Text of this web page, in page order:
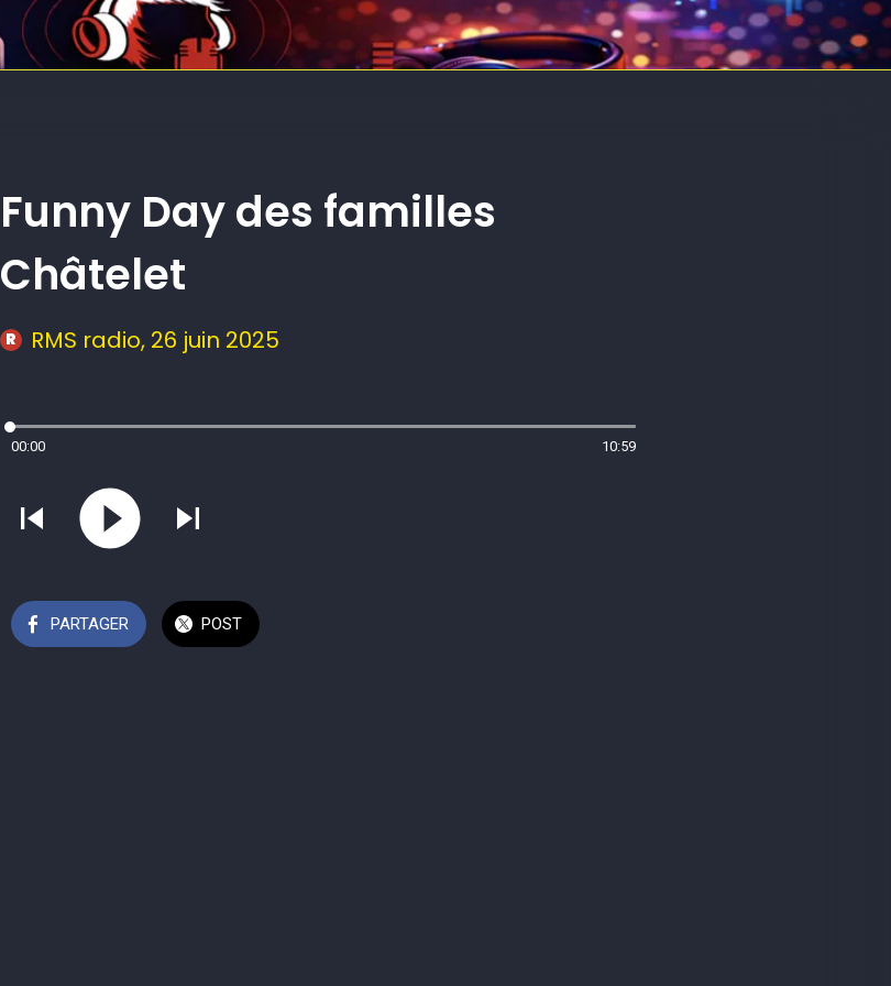
Replay
Funny Day des familles
Châtelet
R RMS radio, 26 juin 2025
00:00 10:59
PARTAGER POST